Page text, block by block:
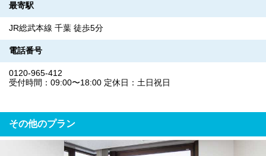
最寄駅
JR総武本線 千葉 徒歩5分
電話番号
0120-965-412
受付時間：09:00〜18:00 定休日：土日祝日
その他のプラン